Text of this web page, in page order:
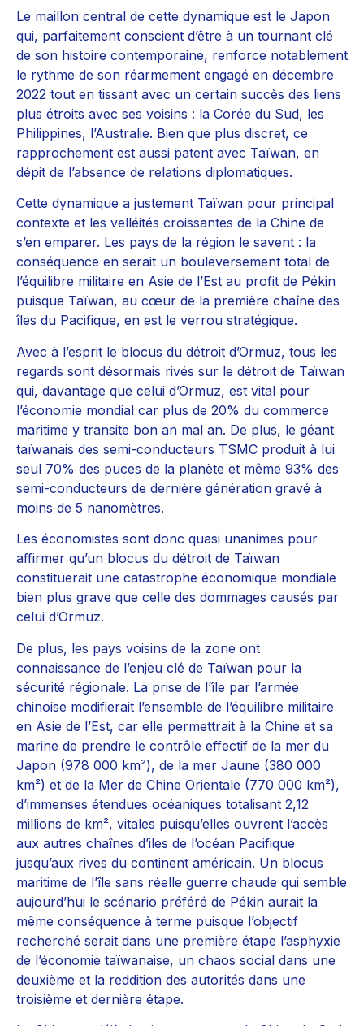
Le maillon central de cette dynamique est le Japon
qui, parfaitement conscient d’être à un tournant clé
de son histoire contemporaine, renforce notablement
le rythme de son réarmement engagé en décembre
2022 tout en tissant avec un certain succès des liens
plus étroits avec ses voisins : la Corée du Sud, les
Philippines, l’Australie. Bien que plus discret, ce
rapprochement est aussi patent avec Taïwan, en
dépit de l’absence de relations diplomatiques.
Cette dynamique a justement Taïwan pour principal
contexte et les velléités croissantes de la Chine de
s’en emparer. Les pays de la région le savent : la
conséquence en serait un bouleversement total de
l’équilibre militaire en Asie de l’Est au profit de Pékin
puisque Taïwan, au cœur de la première chaîne des
îles du Pacifique, en est le verrou stratégique.
Avec à l’esprit le blocus du détroit d’Ormuz, tous les
regards sont désormais rivés sur le détroit de Taïwan
qui, davantage que celui d’Ormuz, est vital pour
l’économie mondial car plus de 20% du commerce
maritime y transite bon an mal an. De plus, le géant
taïwanais des semi-conducteurs TSMC produit à lui
seul 70% des puces de la planète et même 93% des
semi-conducteurs de dernière génération gravé à
moins de 5 nanomètres.
Les économistes sont donc quasi unanimes pour
affirmer qu’un blocus du détroit de Taïwan
constituerait une catastrophe économique mondiale
bien plus grave que celle des dommages causés par
celui d’Ormuz.
De plus, les pays voisins de la zone ont
connaissance de l’enjeu clé de Taïwan pour la
sécurité régionale. La prise de l’île par l’armée
chinoise modifierait l’ensemble de l’équilibre militaire
en Asie de l’Est, car elle permettrait à la Chine et sa
marine de prendre le contrôle effectif de la mer du
Japon (978 000 km²), de la mer Jaune (380 000
km²) et de la Mer de Chine Orientale (770 000 km²),
d’immenses étendues océaniques totalisant 2,12
millions de km², vitales puisqu’elles ouvrent l’accès
aux autres chaînes d’iles de l’océan Pacifique
jusqu’aux rives du continent américain. Un blocus
maritime de l’île sans réelle guerre chaude qui semble
aujourd’hui le scénario préféré de Pékin aurait la
même conséquence à terme puisque l’objectif
recherché serait dans une première étape l’asphyxie
de l’économie taïwanaise, un chaos social dans une
deuxième et la reddition des autorités dans une
troisième et dernière étape.